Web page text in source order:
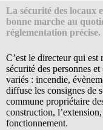
La sécurité des locaux
bonne marche au
réglementation précise.
C’est le directeur qui
sécurité des personnes
variés : incendie,
diffuse les consignes de
commune propriétaire
construction,
fonctionnement.